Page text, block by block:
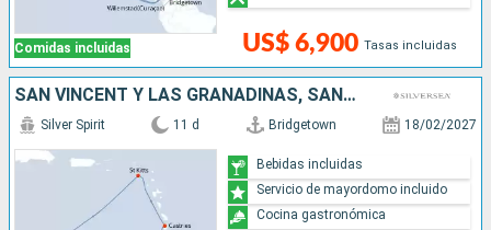
Comidas incluidas US$ 6,900 Tasas incluidas
SAN VINCENT Y LAS GRANADINAS, SANTA LUCIA, BARBADOS, ANTIGUA Y BARBUDA, GRENADA
Silver Spirit 11 d Bridgetown 18/02/2027
Bebidas incluidas
Servicio de mayordomo incluido
Cocina gastronómica